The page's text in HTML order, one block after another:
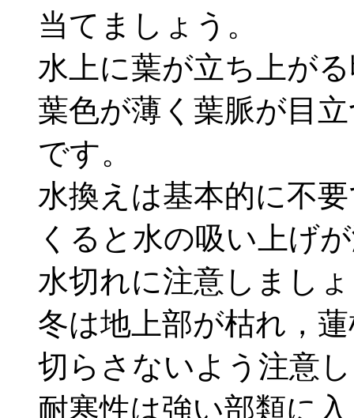
当てましょう。
水上に葉が立ち上が
葉色が薄く葉脈が目
です。
水換えは基本的に不
くると水の吸い上げ
水切れに注意しまし
冬は地上部が枯れ，
切らさないよう注意
耐寒性は強い部類に